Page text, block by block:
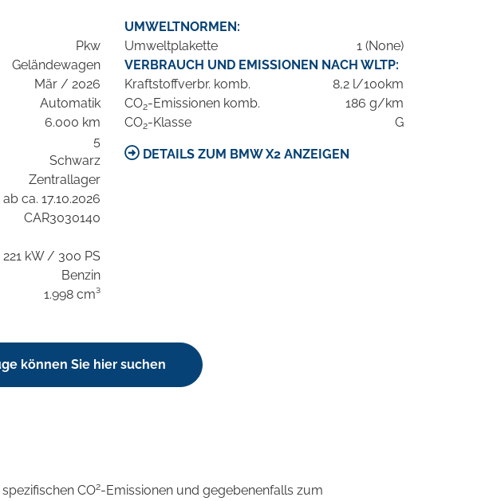
Pkw
Geländewagen
Mär / 2026
Automatik
6.000 km
5
Schwarz
Zentrallager
ab ca. 17.10.2026
CAR3030140
221 kW / 300 PS
Benzin
1.998 cm³
UMWELTNORMEN:
Umweltplakette
1 (None)
VERBRAUCH UND EMISSIONEN NACH WLTP:
Kraftstoffverbr. komb.
8,2 l/100km
CO2-Emissionen komb.
186 g/km
CO2-Klasse G
DETAILS ZUM BMW X2 ANZEIGEN
können Sie hier suchen
CO2-Emissionen und gegebenenfalls zum